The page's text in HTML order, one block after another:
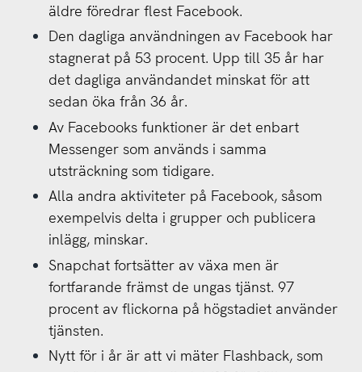
äldre föredrar flest Facebook.
Den dagliga användningen av Facebook har
stagnerat på 53 procent. Upp till 35 år har
det dagliga användandet minskat för att
sedan öka från 36 år.
Av Facebooks funktioner är det enbart
Messenger som används i samma
utsträckning som tidigare.
Alla andra aktiviteter på Facebook, såsom
exempelvis delta i grupper och publicera
inlägg, minskar.
Snapchat fortsätter av växa men är
fortfarande främst de ungas tjänst. 97
procent av flickorna på högstadiet använder
tjänsten.
Nytt för i år är att vi mäter Flashback, som